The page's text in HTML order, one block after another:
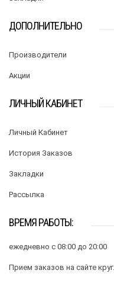
ДОПОЛНИТЕЛЬНО
Производители
Акции
ЛИЧНЫЙ КАБИНЕТ
Личный Кабинет
История Заказов
Закладки
Рассылка
ВРЕМЯ РАБОТЫ:
ежедневно с 08:00 до 20:00
Прием заказов на сайте